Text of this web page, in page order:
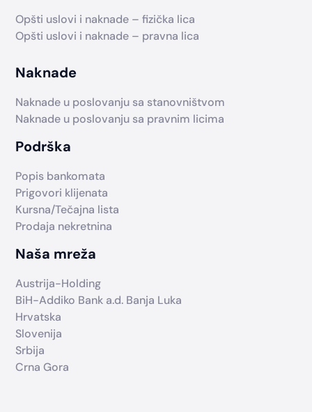
Opšti uslovi i naknade – fizička lica
Opšti uslovi i naknade – pravna lica
Naknade
Naknade u poslovanju sa stanovništvom
Naknade u poslovanju sa pravnim licima
Podrška
Popis bankomata
Prigovori klijenata
Kursna/Tečajna lista
Prodaja nekretnina
Naša mreža
Austrija-Holding
BiH-Addiko Bank a.d. Banja Luka
Hrvatska
Slovenija
Srbija
Crna Gora